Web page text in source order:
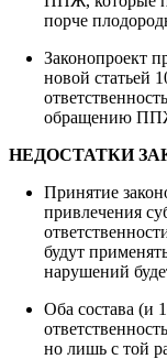
порче
Законопроект
новой статьей
обращению
НЕДОСТАТКИ
Принятие
привлечения
будут
нарушений
Оба состава (и
но лишь с той